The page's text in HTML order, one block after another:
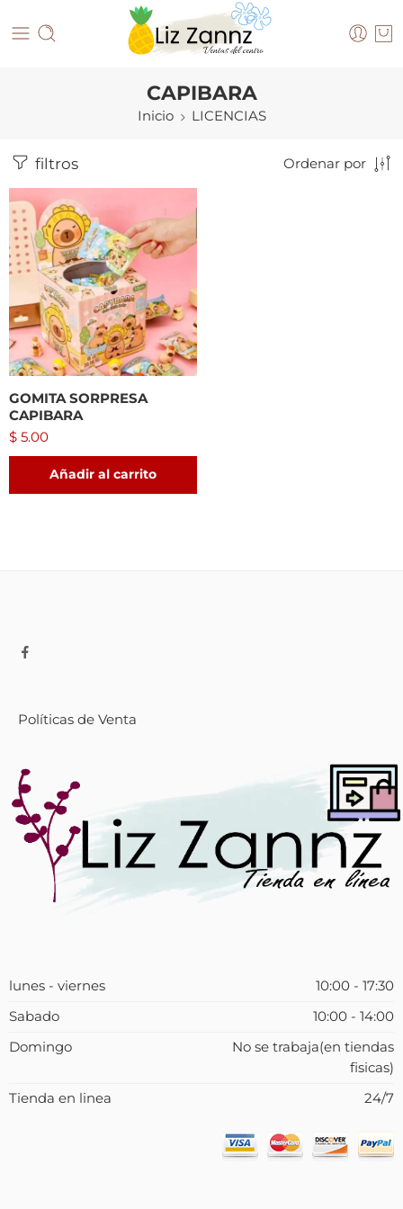
CAPIBARA
Inicio LICENCIAS
filtros Ordenar por
GOMITA SORPRESA
CAPIBARA
$ 5.00
Añadir al carrito
Políticas de Venta
lunes - viernes
10:00 - 17:30
Sabado
10:00 - 14:00
Domingo
No se trabaja(en tiendas
fisicas)
Tienda en linea
24/7